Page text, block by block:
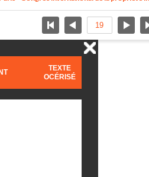
TEXTE
OCÉRISÉ